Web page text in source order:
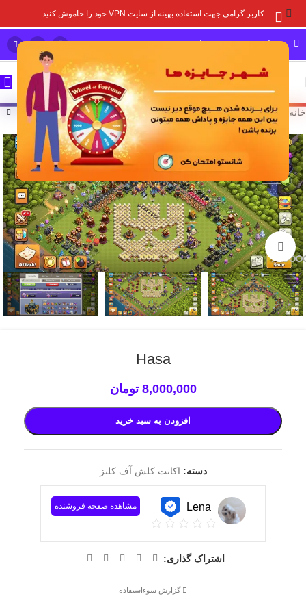
کاربر گرامی جهت استفاده بهینه از سایت VPN خود را خاموش کنید
مشاوره خرید و پشتیبانی سریع
خانه خرید اکانت بازی/اکانت کلش آف کلنز
برای بزرگنمایی کلیک کنید
Hasa
8,000,000 تومان
افزودن به سبد خرید
دسته: اکانت کلش آف کلنز
Lena مشاهده صفحه فروشنده
اشتراک گذاری:
گزارش سوءاستفاده